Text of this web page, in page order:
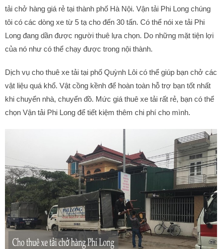
tải chở hàng giá rẻ tại thành phố Hà Nội. Vận tải Phi Long chúng
tôi có các dòng xe từ 5 tạ cho đến 30 tấn. Có thể nói xe tải Phi
Long đang dần được người thuê lựa chọn. Do những mặt tiện lợi
của nó như có thể chạy được trong nội thành.
Dịch vụ cho thuê xe tải tại phố Quỳnh Lôi có thể giúp bạn chở các
vật liệu quá khổ. Vật cồng kềnh để hoàn toàn hỗ trợ bạn tốt nhất
khi chuyển nhà, chuyển đồ. Mức giá thuê xe tải rất rẻ, bạn có thể
chọn Vận tải Phi Long để tiết kiệm thêm chi phí cho mình.